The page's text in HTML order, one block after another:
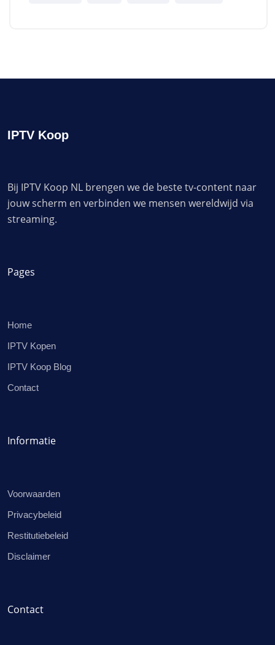
IPTV Koop
Bij IPTV Koop NL brengen we de beste tv-content naar
jouw scherm en verbinden we mensen wereldwijd via
streaming.
Pages
Home
IPTV Kopen
IPTV Koop Blog
Contact
Informatie
Voorwaarden
Privacybeleid
Restitutiebeleid
Disclaimer
Contact